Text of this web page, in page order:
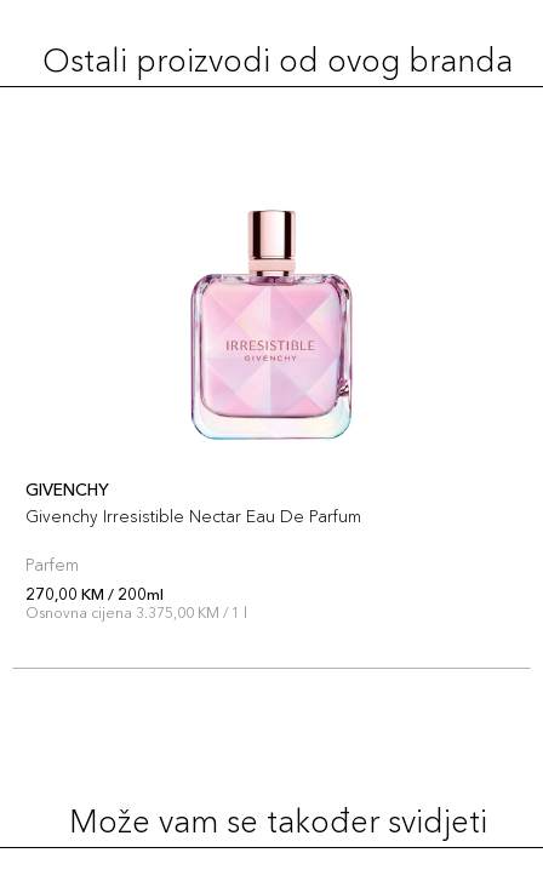
Ostali proizvodi od ovog branda
GIVENCHY
Givenchy Irresistible Nectar Eau De Parfum
Parfem
270,00 KM / 200ml
Osnovna cijena 3.375,00 KM / 1 l
Može vam se također svidjeti